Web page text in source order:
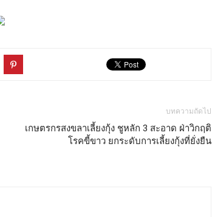
บทความถัดไป
เกษตรกรสงขลาเลี้ยงกุ้ง ชูหลัก 3 สะอาด ฝ่าวิกฤติ
โรคขี้ขาว ยกระดับการเลี้ยงกุ้งที่ยั่งยืน